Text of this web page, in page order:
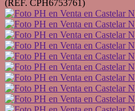
(REF. CPH6753761)